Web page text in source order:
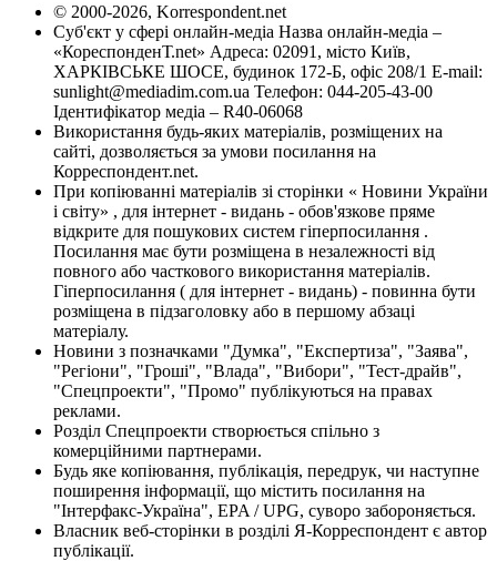
© 2000-2026, Korrespondent.net
Суб'єкт у сфері онлайн-медіа Назва онлайн-медіа –
«КореспонденТ.net» Адреса: 02091, місто Київ,
ХАРКІВСЬКЕ ШОСЕ, будинок 172-Б, офіс 208/1 E-mail:
sunlight@mediadim.com.ua Телефон: 044-205-43-00
Ідентифікатор медіа – R40-06068
Використання будь-яких матеріалів, розміщених на
сайті, дозволяється за умови посилання на
Корреспондент.net.
При копіюванні матеріалів зі сторінки « Новини України
і світу» , для інтернет - видань - обов'язкове пряме
відкрите для пошукових систем гіперпосилання .
Посилання має бути розміщена в незалежності від
повного або часткового використання матеріалів.
Гіперпосилання ( для інтернет - видань) - повинна бути
розміщена в підзаголовку або в першому абзаці
матеріалу.
Новини з позначками "Думка", "Експертиза", "Заява",
"Регіони", "Гроші", "Влада", "Вибори", "Тест-драйв",
"Спецпроекти", "Промо" публікуються на правах
реклами.
Розділ Спецпроекти створюється спільно з
комерційними партнерами.
Будь яке копіювання, публікація, передрук, чи наступне
поширення інформації, що містить посилання на
"Інтерфакс-Україна", EPA / UPG, суворо забороняється.
Власник веб-сторінки в розділі Я-Корреспондент є автор
публікації.